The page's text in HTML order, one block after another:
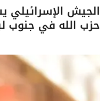
الجيش
حزب الله في جنوب